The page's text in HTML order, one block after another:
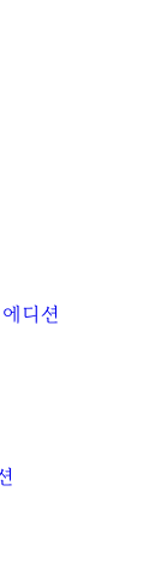
디션